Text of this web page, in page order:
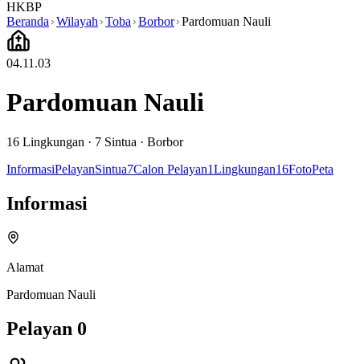
HKBP
Beranda Wilayah Toba Borbor Pardomuan Nauli
04.11.03
Pardomuan Nauli
16 Lingkungan · 7 Sintua · Borbor
InformasiPelayanSintua7Calon Pelayan1Lingkungan16FotoPeta
Informasi
Alamat
Pardomuan Nauli
Pelayan 0